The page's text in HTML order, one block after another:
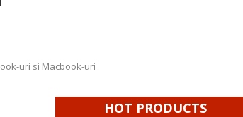
uri si Macbook-uri
HOT PRODUCTS